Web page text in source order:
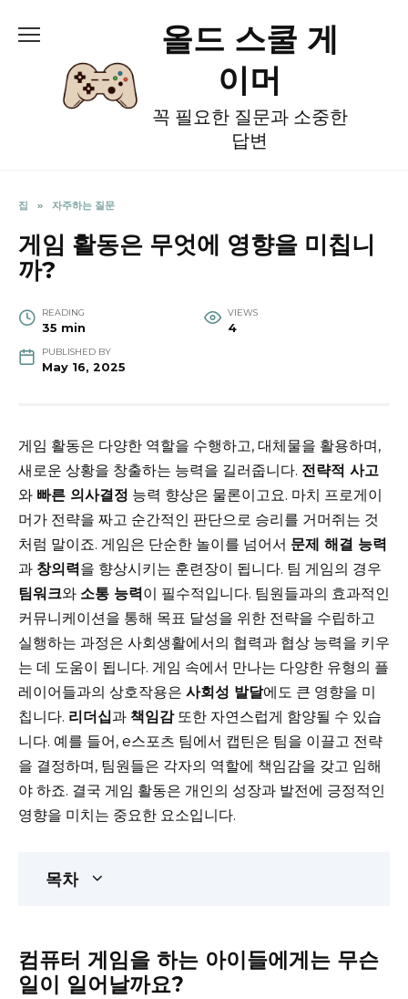
올드 스쿨 게
이머
꼭 필요한 질문과 소중한
답변
집 » 자주하는 질문
게임 활동은 무엇에 영향을 미칩니
까?
READING
35 min
VIEWS
4
PUBLISHED BY
May 16, 2025
게임 활동은 다양한 역할을 수행하고, 대체물을 활용하며,
새로운 상황을 창출하는 능력을 길러줍니다. 전략적 사고
와 빠른 의사결정 능력 향상은 물론이고요. 마치 프로게이
머가 전략을 짜고 순간적인 판단으로 승리를 거머쥐는 것
처럼 말이죠. 게임은 단순한 놀이를 넘어서 문제 해결 능력
과 창의력을 향상시키는 훈련장이 됩니다. 팀 게임의 경우
팀워크와 소통 능력이 필수적입니다. 팀원들과의 효과적인
커뮤니케이션을 통해 목표 달성을 위한 전략을 수립하고
실행하는 과정은 사회생활에서의 협력과 협상 능력을 키우
는 데 도움이 됩니다. 게임 속에서 만나는 다양한 유형의 플
레이어들과의 상호작용은 사회성 발달에도 큰 영향을 미
칩니다. 리더십과 책임감또한 자연스럽게 함양될 수 있습
니다. 예를 들어, e스포츠 팀에서 캡틴은 팀을 이끌고 전략
을 결정하며, 팀원들은 각자의 역할에 책임감을 갖고 임해
야 하죠. 결국 게임 활동은 개인의 성장과 발전에 긍정적인
영향을 미치는 중요한 요소입니다.
목차
컴퓨터 게임을 하는 아이들에게는 무슨
일이 일어날까요?